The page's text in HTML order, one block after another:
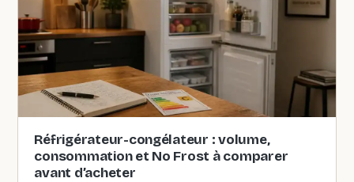
Réfrigérateur-congélateur : volume,
consommation et No Frost à comparer
avant d’acheter